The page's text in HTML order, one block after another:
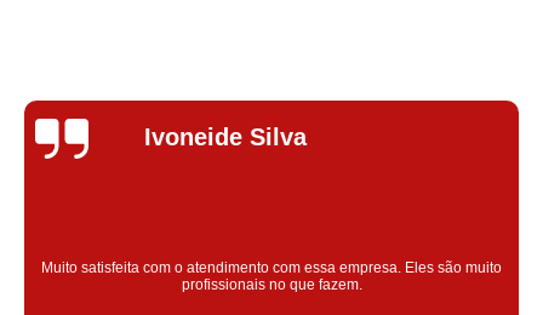
Silvana Alves
Super satisfeita com o serviço prestado, atendimento muito bom!
colaoradores educado e transparente, destaque para o colaborador
Claudinei excelente profissional!